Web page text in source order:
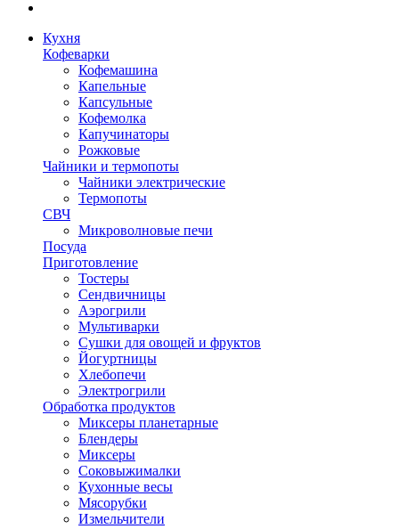
Кухня
Кофеварки
Кофемашина
Капельные
Капсульные
Кофемолка
Капучинаторы
Рожковые
Чайники и термопоты
Чайники электрические
Термопоты
СВЧ
Микроволновые печи
Посуда
Приготовление
Тостеры
Сендвичницы
Аэрогрили
Мультиварки
Сушки для овощей и фруктов
Йогуртницы
Хлебопечи
Электрогрили
Обработка продуктов
Миксеры планетарные
Блендеры
Миксеры
Соковыжималки
Кухонные весы
Мясорубки
Измельчители